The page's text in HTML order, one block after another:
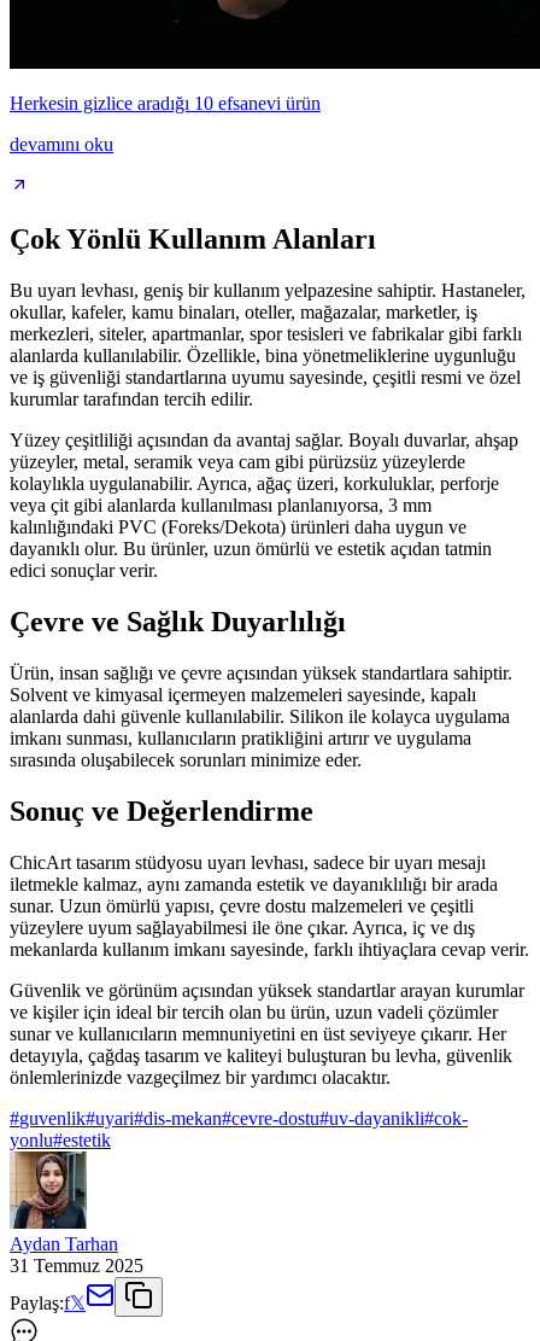
Herkesin gizlice aradığı 10 efsanevi ürün
devamını oku
Çok Yönlü Kullanım Alanları
Bu uyarı levhası, geniş bir kullanım yelpazesine sahiptir. Hastaneler,
okullar, kafeler, kamu binaları, oteller, mağazalar, marketler, iş
merkezleri, siteler, apartmanlar, spor tesisleri ve fabrikalar gibi farklı
alanlarda kullanılabilir. Özellikle, bina yönetmeliklerine uygunluğu
ve iş güvenliği standartlarına uyumu sayesinde, çeşitli resmi ve özel
kurumlar tarafından tercih edilir.
Yüzey çeşitliliği açısından da avantaj sağlar. Boyalı duvarlar, ahşap
yüzeyler, metal, seramik veya cam gibi pürüzsüz yüzeylerde
kolaylıkla uygulanabilir. Ayrıca, ağaç üzeri, korkuluklar, perforje
veya çit gibi alanlarda kullanılması planlanıyorsa, 3 mm
kalınlığındaki PVC (Foreks/Dekota) ürünleri daha uygun ve
dayanıklı olur. Bu ürünler, uzun ömürlü ve estetik açıdan tatmin
edici sonuçlar verir.
Çevre ve Sağlık Duyarlılığı
Ürün, insan sağlığı ve çevre açısından yüksek standartlara sahiptir.
Solvent ve kimyasal içermeyen malzemeleri sayesinde, kapalı
alanlarda dahi güvenle kullanılabilir. Silikon ile kolayca uygulama
imkanı sunması, kullanıcıların pratikliğini artırır ve uygulama
sırasında oluşabilecek sorunları minimize eder.
Sonuç ve Değerlendirme
ChicArt tasarım stüdyosu uyarı levhası, sadece bir uyarı mesajı
iletmekle kalmaz, aynı zamanda estetik ve dayanıklılığı bir arada
sunar. Uzun ömürlü yapısı, çevre dostu malzemeleri ve çeşitli
yüzeylere uyum sağlayabilmesi ile öne çıkar. Ayrıca, iç ve dış
mekanlarda kullanım imkanı sayesinde, farklı ihtiyaçlara cevap verir.
Güvenlik ve görünüm açısından yüksek standartlar arayan kurumlar
ve kişiler için ideal bir tercih olan bu ürün, uzun vadeli çözümler
sunar ve kullanıcıların memnuniyetini en üst seviyeye çıkarır. Her
detayıyla, çağdaş tasarım ve kaliteyi buluşturan bu levha, güvenlik
önlemlerinizde vazgeçilmez bir yardımcı olacaktır.
#guvenlik#uyari#dis-mekan#cevre-dostu#uv-dayanikli#cok-
yonlu#estetik
Aydan Tarhan
31 Temmuz 2025
Paylaş:f𝕏